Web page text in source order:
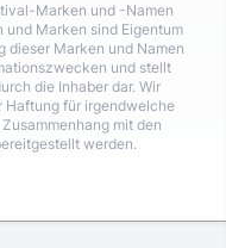
Marken und -Namen
Marken sind Eigentum
dieser Marken und Namen
und stellt
die Inhaber dar. Wir
Haftung für irgendwelche
mit den
werden.